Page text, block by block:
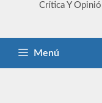
Crítica Y
Menú